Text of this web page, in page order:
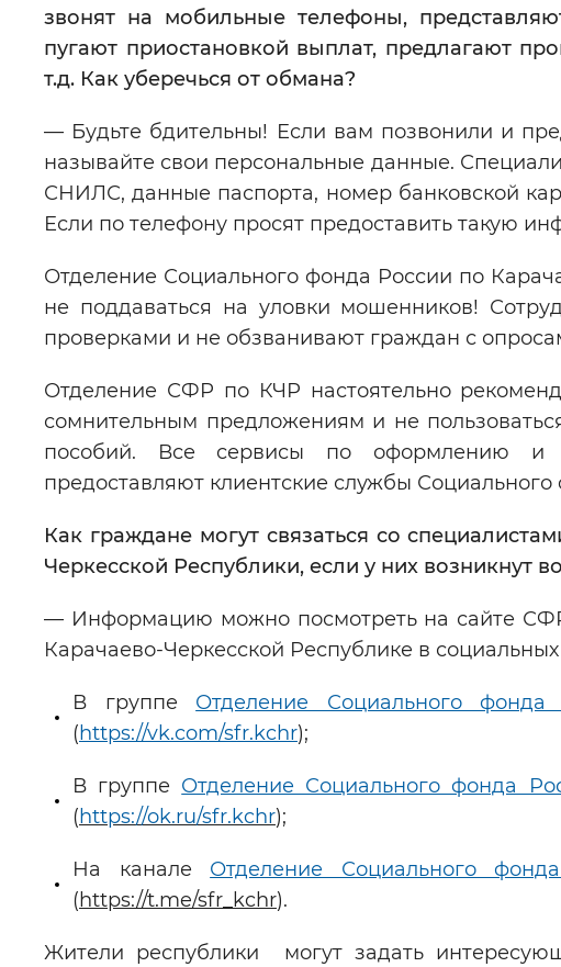
звонят на мобильные телефоны,
пугают приостановкой выплат, предлагают
т.д. Как уберечься от обмана?
— Будьте бдительны! Если вам позвонили и
называйте свои персональные данные.
СНИЛС, данные паспорта, номер банковской
Если по телефону просят предоставить такую
Отделение Социального фонда России по
не поддаваться на уловки мошенников!
проверками и не обзванивают граждан с
Отделение СФР по КЧР настоятельно
сомнительным предложениям и не
пособий. Все сервисы по оформлению и
предоставляют клиентские службы
Как граждане могут связаться со
Черкесской Республики, если у них возникнут
— Информацию можно посмотреть на сайте
Карачаево-Черкесской Республике в социальных
В группе Отделение Социального
(https://vk.com/sfr.kchr);
В группе Отделение Социального фонда
(https://ok.ru/sfr.kchr);
На канале Отделение Социального
(https://t.me/sfr_kchr).
Жители республики могут задать